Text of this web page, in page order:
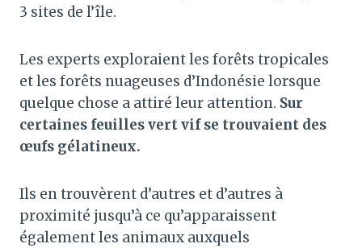
3 sites de l’île.
Les experts exploraient les forêts tropicales
et les forêts nuageuses d’Indonésie lorsque
quelque chose a attiré leur attention. Sur
certaines feuilles vert vif se trouvaient des
œufs gélatineux.
Ils en trouvèrent d’autres et d’autres à
proximité jusqu’à ce qu’apparaissent
également les animaux auxquels